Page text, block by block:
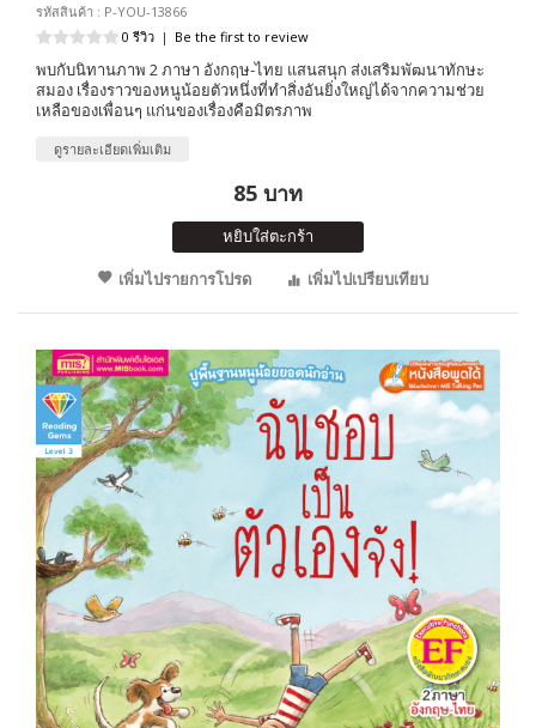
รหัสสินค้า : P-YOU-13866
0 รีวิว | Be the first to review
พบกับนิทานภาพ 2 ภาษา อังกฤษ-ไทย แสนสนุก ส่งเสริมพัฒนาทักษะ
สมอง เรื่องราวของหนูน้อยตัวหนึ่งที่ทำสิ่งอันยิ่งใหญ่ได้จากความช่วย
เหลือของเพื่อนๆ แก่นของเรื่องคือมิตรภาพ
ดูรายละเอียดเพิ่มเติม
85 บาท
หยิบใส่ตะกร้า
เพิ่มไปรายการโปรด
เพิ่มไปเปรียบเทียบ